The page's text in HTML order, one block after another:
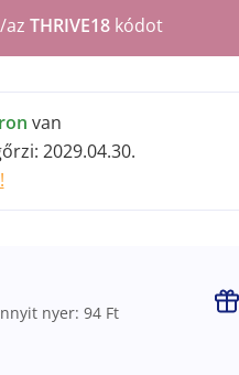
az THRIVE18kódot
van
2029.04.30.
nyer: 94 Ft